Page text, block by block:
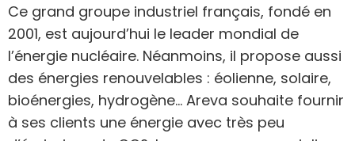
Ce grand groupe industriel français, fondé en
2001, est aujourd’hui le leader mondial de
l’énergie nucléaire. Néanmoins, il propose aussi
des énergies renouvelables : éolienne, solaire,
bioénergies, hydrogène… Areva souhaite fournir
à ses clients une énergie avec très peu